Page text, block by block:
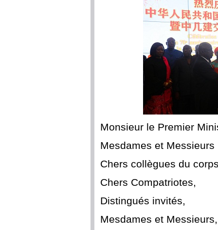
Monsieur le Premier
Mesdames et
Chers collègues du
Chers Compatriotes,
Distingués invités,
Mesdames et Messieurs,